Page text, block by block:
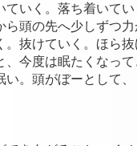
ていく。落ち着いて
ら頭の先へ少しずつ
。抜けていく。ほら
、今度は眠たくなっ
い。頭がぼーとして